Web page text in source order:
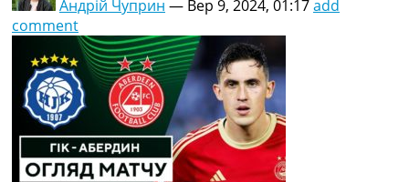
Андрій Чуприн — Вер 9, 2024, 01:17add
comment